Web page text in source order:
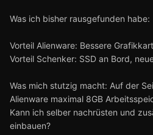
Was ich bisher rausgefunden habe:
Vorteil Alienware: Bessere
Vorteil Schenker: SSD an Bord,
Was mich stutzig macht: Auf der
Alienware maximal 8GB
Kann ich selber nachrüsten und
einbauen?